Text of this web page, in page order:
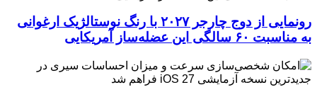
رونمایی از دوج چارجر ۲۰۲۷ با رنگ نوستالژیک ارغوانی
به مناسبت ۶۰ سالگی این عضله‌ساز آمریکایی